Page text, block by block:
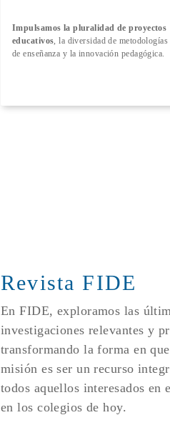
Impulsamos la pluralidad de proyectos
educativos , la diversidad de metodologías
de enseñanza y la innovación pedagógica.
Revista FIDE
En FIDE, exploramos las
investigaciones relevantes y
transformando la forma en
misión es ser un recurso
todos aquellos interesados en
en los colegios de hoy.